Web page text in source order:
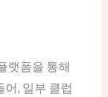
랫폼을 통해
, 일부 클럽